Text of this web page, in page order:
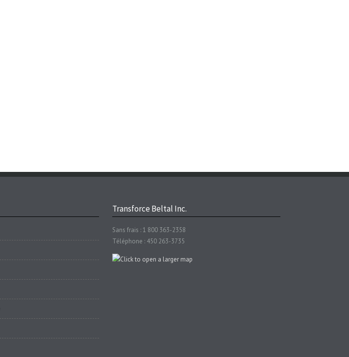
Transforce Beltal Inc.
Sans frais : 1 800 363-2358
Téléphone : 450 263-3735